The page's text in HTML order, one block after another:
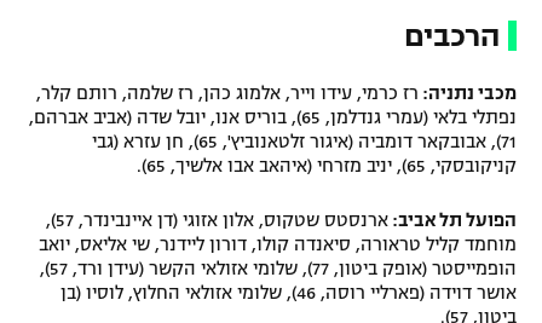
הרכבים
מכבי נתניה: רז כרמי, עידו וייר, אלמוג כהן, רז שלמה, רותם קלר,
נפתלי בלאי (עמרי גנדלמן, 65), בוריס אנו, יובל שדה (אביב אברהם,
71), אבובקאר דומביה (איגור זלטאנוביץ', 65), חן עזרא (גבי
קניקובסקי, 65), יניב מזרחי (איהאב אבו אלשיך, 65).
הפועל תל אביב:
ארנסטס שטקוס, אלון אזוגי (דן איינבינדר, 57),
מוחמד קליל טראורה, סיאנדה קולו, דורון ליידנר, שי אליאס, יואב
הופמייסטר (אופק ביטון, 77), שלומי אזולאי הקשר (עידן ורד, 57),
אושר דוידה (פארליי רוסה, 46), שלומי אזולאי החלוץ, לוסיו (בן
ביטון, 57).